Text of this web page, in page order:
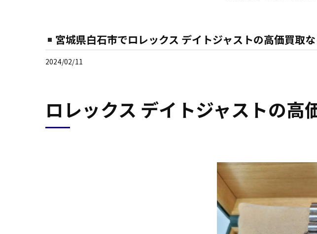
宮城県白石市でロレックス デイトジャストの高価買取
2024/02/11
ロレックス デイトジャストの